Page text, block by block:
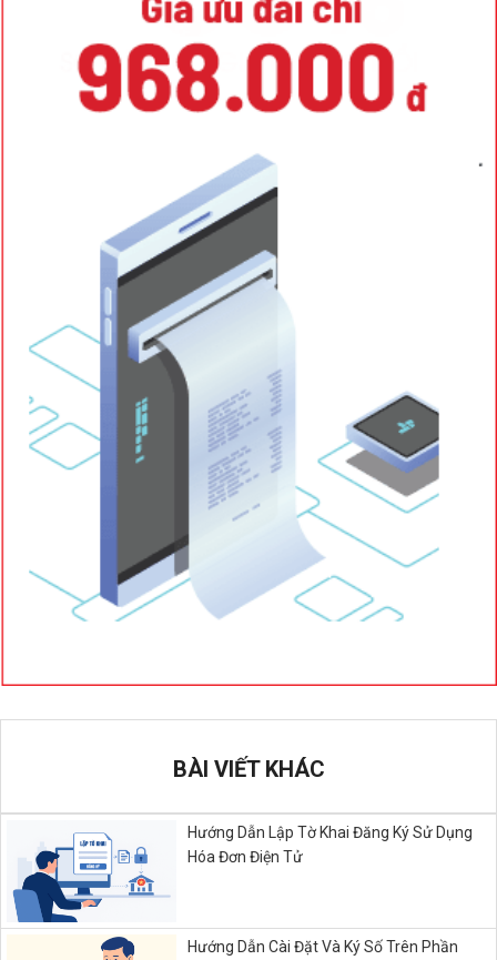
BÀI VIẾT KHÁC
Hướng Dẫn Lập Tờ Khai Đăng Ký Sử Dụng
Hóa Đơn Điện Tử
Hướng Dẫn Cài Đặt Và Ký Số Trên Phần